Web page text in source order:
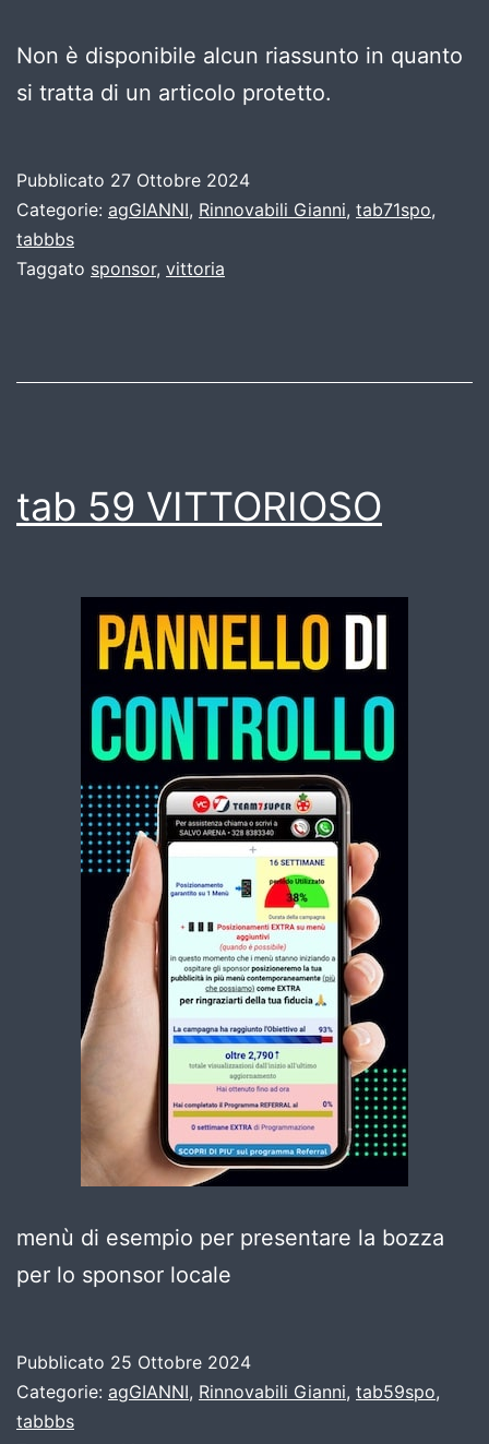
Non è disponibile alcun riassunto in quanto
si tratta di un articolo protetto.
Pubblicato 27 Ottobre 2024
Categorie: agGIANNI, Rinnovabili Gianni, tab71spo,
tabbbs
Taggato sponsor, vittoria
tab 59 VITTORIOSO
menù di esempio per presentare la bozza
per lo sponsor locale
Pubblicato 25 Ottobre 2024
Categorie: agGIANNI, Rinnovabili Gianni, tab59spo,
tabbbs